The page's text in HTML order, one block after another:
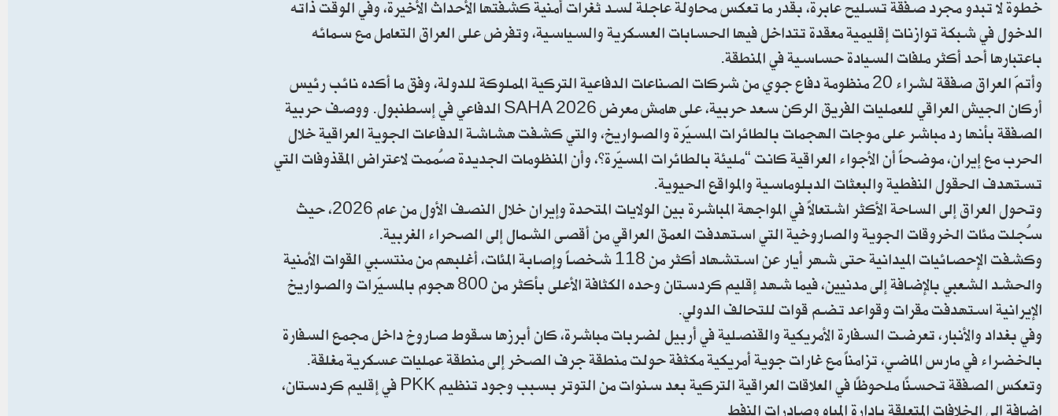
خطوة لا تبدو مجرد صفقة تسليح عابرة، بقدر ما تعكس محاولة عاجلة لسد ثغرات أمنية كشفتها الأحداث الأخيرة، وفي الوقت ذاته
الدخول في شبكة توازنات إقليمية معقدة تتداخل فيها الحسابات العسكرية والسياسية، وتفرض على العراق التعامل مع سمائه
باعتبارها أحد أكثر ملفات السيادة حساسية في المنطقة.
وأتمّ العراق صفقة لشراء 20 منظومة دفاع جوي من شركات الصناعات الدفاعية التركية المملوكة للدولة، وفق ما أكده نائب رئيس
أركان الجيش العراقي للعمليات الفريق الركن سعد حربية، على هامش معرض SAHA 2026 الدفاعي في إسطنبول. ووصف حربية
الصفقة بأنها رد مباشر على موجات الهجمات بالطائرات المسيّرة والصواريخ، والتي كشفت هشاشة الدفاعات الجوية العراقية خلال
الحرب مع إيران، موضحاً أن الأجواء العراقية كانت “مليئة بالطائرات المسيّرة”، وأن المنظومات الجديدة صُممت لاعتراض المقذوفات التي
تستهدف الحقول النفطية والبعثات الدبلوماسية والمواقع الحيوية.
وتحول العراق إلى الساحة الأكثر اشتعالاً في المواجهة المباشرة بين الولايات المتحدة وإيران خلال النصف الأول من عام 2026، حيث
سُجلت مئات الخروقات الجوية والصاروخية التي استهدفت العمق العراقي من أقصى الشمال إلى الصحراء الغربية.
وكشفت الإحصائيات الميدانية حتى شهر أيار عن استشهاد أكثر من 118 شخصاً وإصابة المئات، أغلبهم من منتسبي القوات الأمنية
والحشد الشعبي بالإضافة إلى مدنيين، فيما شهد إقليم كردستان وحده الكثافة الأعلى بأكثر من 800 هجوم بالمسيّرات والصواريخ
الإيرانية استهدفت مقرات وقواعد تضم قوات للتحالف الدولي.
وفي بغداد والأنبار، تعرضت السفارة الأمريكية والقنصلية في أربيل لضربات مباشرة، كان أبرزها سقوط صاروخ داخل مجمع السفارة
بالخضراء في مارس الماضي، تزامناً مع غارات جوية أمريكية مكثفة حولت منطقة جرف الصخر إلى منطقة عمليات عسكرية مغلقة.
وتعكس الصفقة تحسنًا ملحوظًا في العلاقات العراقية التركية بعد سنوات من التوتر بسبب وجود تنظيم PKK في إقليم كردستان،